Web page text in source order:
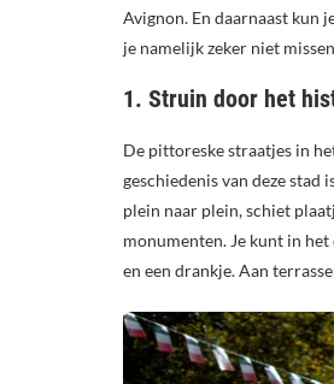
Avignon. En daarnaast kun
je namelijk zeker niet
1. Struin door het
De pittoreske straatjes in
geschiedenis van deze stad
plein naar plein, schiet
monumenten. Je kunt in
en een drankje. Aan